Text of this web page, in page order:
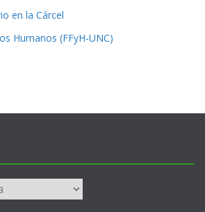
en la Cárcel
Humanos (FFyH-UNC)